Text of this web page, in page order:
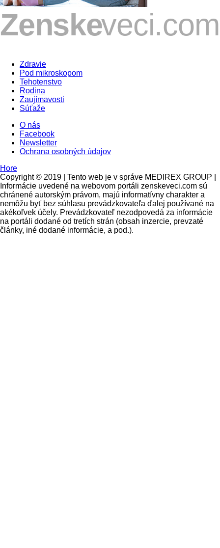
Zdravie
Pod mikroskopom
Tehotenstvo
Rodina
Zaujímavosti
Súťaže
O nás
Facebook
Newsletter
Ochrana osobných údajov
Hore
Copyright © 2019 | Tento web je v správe MEDIREX GROUP |
Informácie uvedené na webovom portáli zenskeveci.com sú
chránené autorským právom, majú informatívny charakter a
nemôžu byť bez súhlasu prevádzkovateľa ďalej používané na
akékoľvek účely. Prevádzkovateľ nezodpovedá za informácie
na portáli dodané od tretích strán (obsah inzercie, prevzaté
články, iné dodané informácie, a pod.).